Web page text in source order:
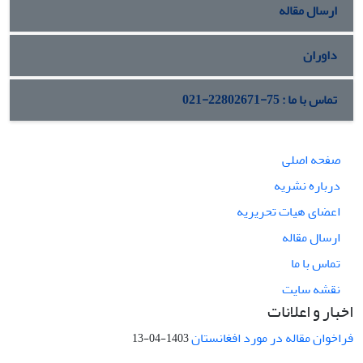
ارسال مقاله
داوران
تماس با ما : 75-22802671-021
صفحه اصلی
درباره نشریه
اعضای هیات تحریریه
ارسال مقاله
تماس با ما
نقشه سایت
اخبار و اعلانات
فراخوان مقاله در مورد افغانستان1403-04-13